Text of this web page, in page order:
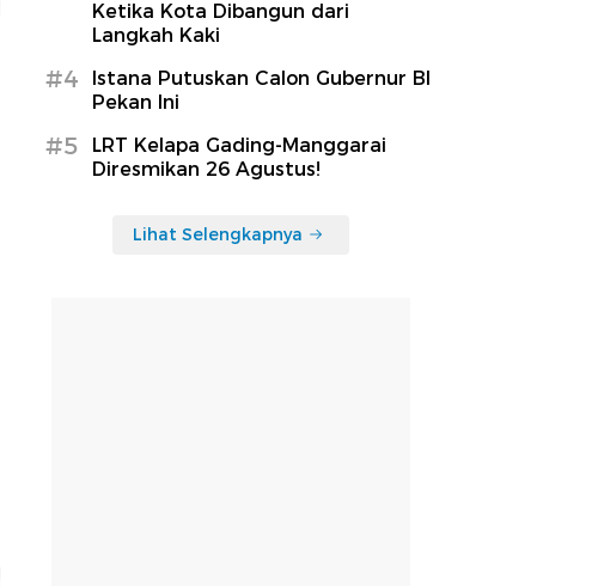
Ketika Kota Dibangun dari
Langkah Kaki
#4
Istana Putuskan Calon Gubernur BI
Pekan Ini
#5
LRT Kelapa Gading-Manggarai
Diresmikan 26 Agustus!
Lihat Selengkapnya